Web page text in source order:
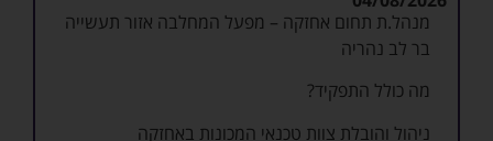
מנהל.ת תחום אחזקה – מפעל המחלבה אזור תעשייה
בר לב נהריה
מה כולל התפקיד?
ניהול והובלת צוות טכנאי המכונות באחזקה